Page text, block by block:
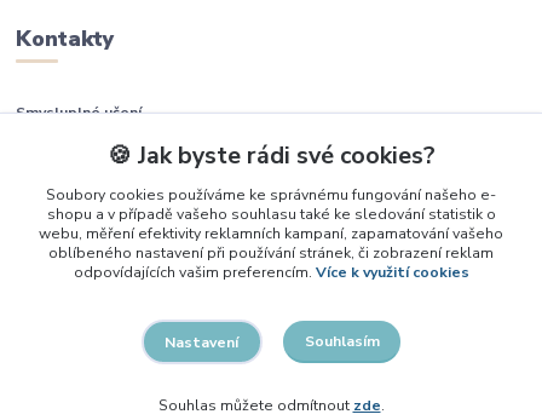
Kontakty
Smysluplné učení
+420 737 937 936
info@smysluplneuceni.cz
Vytvořeno na
Eshop-rychle.cz
🍪 Jak byste rádi své cookies?
Soubory cookies používáme ke správnému fungování našeho e-
shopu a v případě vašeho souhlasu také ke sledování statistik o
webu, měření efektivity reklamních kampaní, zapamatování vašeho
oblíbeného nastavení při používání stránek, či zobrazení reklam
odpovídajících vašim preferencím. Více k využití cookies
Nastavení Souhlasím
Souhlas můžete odmítnout zde.